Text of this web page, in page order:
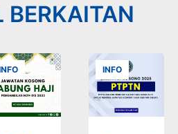
BERKAITAN
INFO